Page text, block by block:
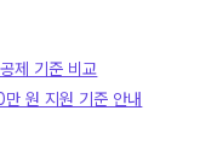
제 기준 비교
원 지원 기준 안내